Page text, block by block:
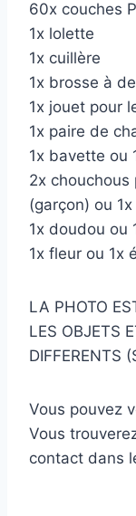
60x couches
1x lolette
1x cuillère
1x brosse à
1x jouet pour
1x paire de
1x bavette ou
2x chouchous
(garçon) ou
1x doudou ou
1x fleur ou 1x
LA PHOTO
LES OBJETS
DIFFERENTS
Vous pouvez
Vous
contact dans